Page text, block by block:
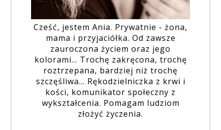
Cześć, jestem Ania. Prywatnie - żona,
mama i przyjaciółka. Od zawsze
zauroczona życiem oraz jego
kolorami... Trochę zakręcona, trochę
roztrzepana, bardziej niż trochę
szczęśliwa... Rękodzielniczka z krwi i
kości, komunikator społeczny z
wykształcenia. Pomagam ludziom
złożyć życzenia.